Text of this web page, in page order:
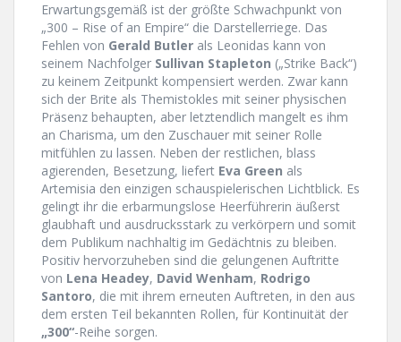
Erwartungsgemäß ist der größte Schwachpunkt von
„300 – Rise of an Empire“ die Darstellerriege. Das
Fehlen von Gerald Butler als Leonidas kann von
seinem Nachfolger Sullivan Stapleton („Strike Back“)
zu keinem Zeitpunkt kompensiert werden. Zwar kann
sich der Brite als Themistokles mit seiner physischen
Präsenz behaupten, aber letztendlich mangelt es ihm
an Charisma, um den Zuschauer mit seiner Rolle
mitfühlen zu lassen. Neben der restlichen, blass
agierenden, Besetzung, liefert Eva Green als
Artemisia den einzigen schauspielerischen Lichtblick. Es
gelingt ihr die erbarmungslose Heerführerin äußerst
glaubhaft und ausdrucksstark zu verkörpern und somit
dem Publikum nachhaltig im Gedächtnis zu bleiben.
Positiv hervorzuheben sind die gelungenen Auftritte
von Lena Headey, David Wenham, Rodrigo
Santoro, die mit ihrem erneuten Auftreten, in den aus
dem ersten Teil bekannten Rollen, für Kontinuität der
„300“-Reihe sorgen.